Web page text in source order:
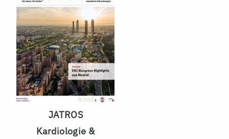
JATROS
Kardiologie &